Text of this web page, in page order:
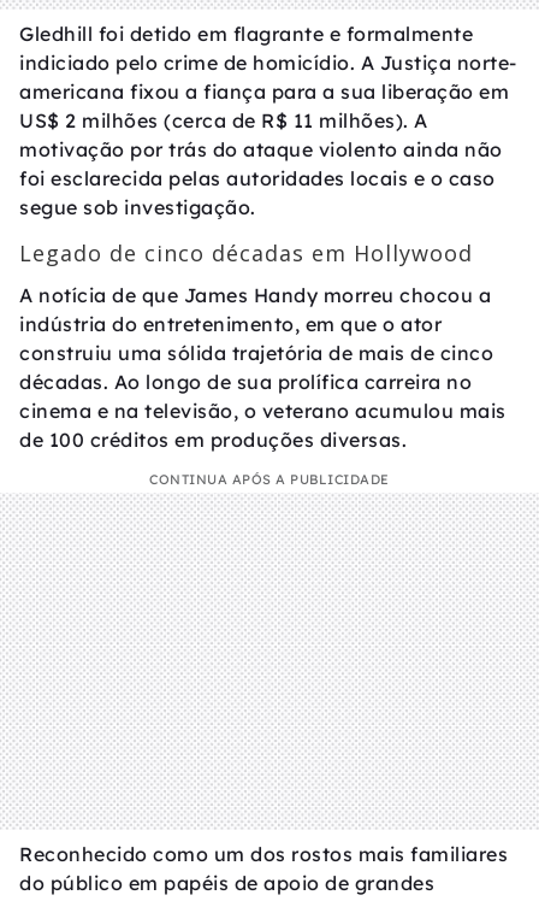
Gledhill foi detido em flagrante e formalmente
indiciado pelo crime de homicídio. A Justiça norte-
americana fixou a fiança para a sua liberação em
US$ 2 milhões (cerca de R$ 11 milhões). A
motivação por trás do ataque violento ainda não
foi esclarecida pelas autoridades locais e o caso
segue sob investigação.
Legado de cinco décadas em Hollywood
A notícia de que James Handy morreu chocou a
indústria do entretenimento, em que o ator
construiu uma sólida trajetória de mais de cinco
décadas. Ao longo de sua prolífica carreira no
cinema e na televisão, o veterano acumulou mais
de 100 créditos em produções diversas.
CONTINUA APÓS A PUBLICIDADE
Reconhecido como um dos rostos mais familiares
do público em papéis de apoio de grandes